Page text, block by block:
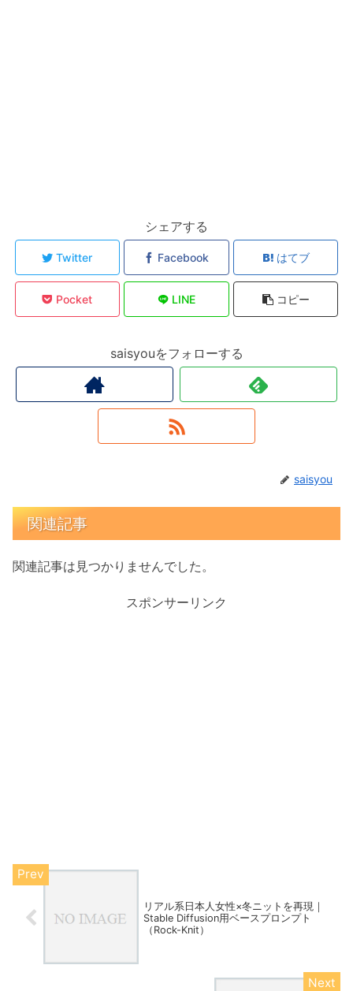
シェアする
Twitter Facebook はてブ
Pocket LINE コピー
saisyouをフォローする
saisyou
関連記事
関連記事は見つかりませんでした。
スポンサーリンク
リアル系日本人女性×冬ニットを再現｜
Stable Diffusion用ベースプロンプト
（Rock-Knit）